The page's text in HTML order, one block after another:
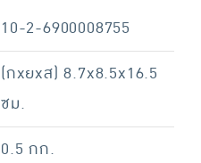
10-2-6900008755
(กxยxส) 8.7x8.5x16.5
ซม.
0.5 กก.